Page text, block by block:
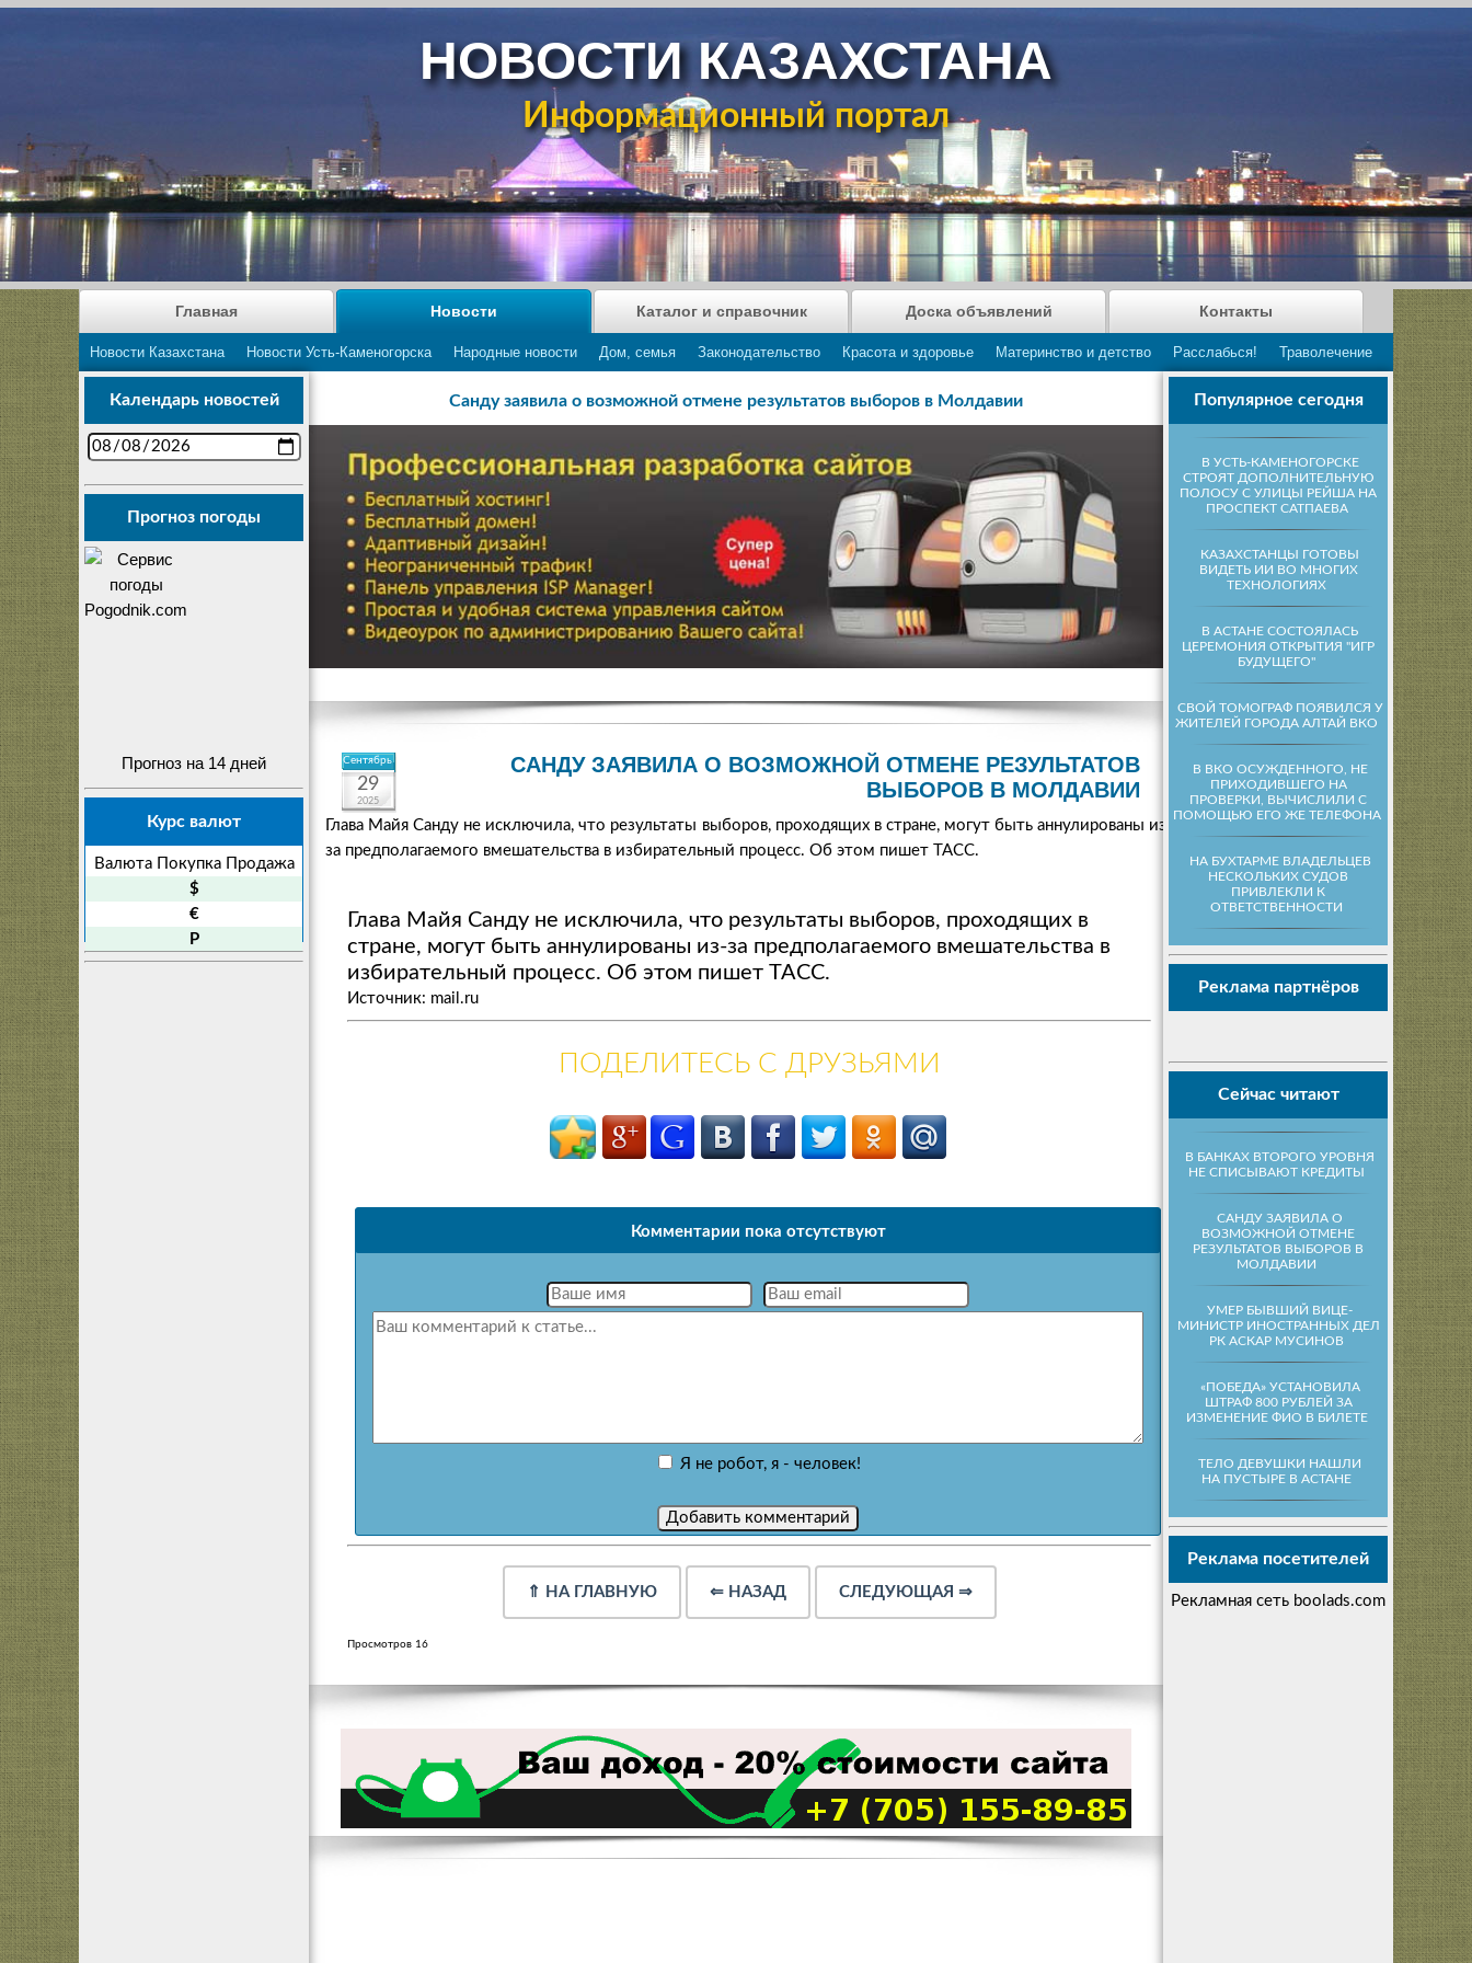
НОВОСТИ КАЗАХСТАНА
Информационный портал
Главная Новости
Новости Казахстана Новости Усть-Каменогорска Народные новости Дом, семья Законодательство Красота и здоровье Материнство и детство Расслабься! Траволечение
Каталог и справочник Доска объявлений Контакты
Популярное сегодня
В УСТЬ-КАМЕНОГОРСКЕ
СТРОЯТ ДОПОЛНИТЕЛЬНУЮ
ПОЛОСУ С УЛИЦЫ РЕЙША НА
ПРОСПЕКТ САТПАЕВА
КАЗАХСТАНЦЫ ГОТОВЫ
ВИДЕТЬ ИИ ВО МНОГИХ
ТЕХНОЛОГИЯХ
В АСТАНЕ СОСТОЯЛАСЬ
ЦЕРЕМОНИЯ ОТКРЫТИЯ "ИГР
БУДУЩЕГО"
СВОЙ ТОМОГРАФ ПОЯВИЛСЯ У
ЖИТЕЛЕЙ ГОРОДА АЛТАЙ ВКО
В ВКО ОСУЖДЕННОГО, НЕ
ПРИХОДИВШЕГО НА
ПРОВЕРКИ, ВЫЧИСЛИЛИ С
ПОМОЩЬЮ ЕГО ЖЕ ТЕЛЕФОНА
НА БУХТАРМЕ ВЛАДЕЛЬЦЕВ
НЕСКОЛЬКИХ СУДОВ
ПРИВЛЕКЛИ К
ОТВЕТСТВЕННОСТИ
Реклама партнёров
Сейчас читают
В БАНКАХ ВТОРОГО УРОВНЯ
НЕ СПИСЫВАЮТ КРЕДИТЫ
САНДУ ЗАЯВИЛА О
ВОЗМОЖНОЙ ОТМЕНЕ
РЕЗУЛЬТАТОВ ВЫБОРОВ В
МОЛДАВИИ
УМЕР БЫВШИЙ ВИЦЕ-
МИНИСТР ИНОСТРАННЫХ ДЕЛ
РК АСКАР МУСИНОВ
«ПОБЕДА» УСТАНОВИЛА
ШТРАФ 800 РУБЛЕЙ ЗА
ИЗМЕНЕНИЕ ФИО В БИЛЕТЕ
ТЕЛО ДЕВУШКИ НАШЛИ
НА ПУСТЫРЕ В АСТАНЕ
Реклама посетителей
Рекламная сеть boolads.com
Календарь новостей
Прогноз погоды
Прогноз на 14 дней
Курс валют
Валюта Покупка
Продажа
$
€
P
Санду заявила о возможной отмене результатов выборов в Молдавии
Сентябрь
29
2025
САНДУ ЗАЯВИЛА О ВОЗМОЖНОЙ ОТМЕНЕ РЕЗУЛЬТАТОВ
ВЫБОРОВ В МОЛДАВИИ
Глава Майя Санду не исключила, что результаты выборов, проходящих в стране, могут быть аннулированы из-
за предполагаемого вмешательства в избирательный процесс. Об этом пишет ТАСС.
Глава Майя Санду не исключила, что результаты выборов, проходящих в
стране, могут быть аннулированы из-за предполагаемого вмешательства в
избирательный процесс. Об этом пишет ТАСС.
Источник: mail.ru
ПОДЕЛИТЕСЬ С ДРУЗЬЯМИ
Комментарии пока отсутствуют
Я не робот, я - человек!
⇑ НА ГЛАВНУЮ ⇐ НАЗАД СЛЕДУЮЩАЯ ⇒
Просмотров 16